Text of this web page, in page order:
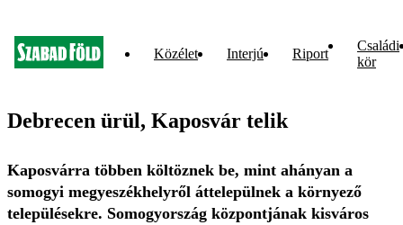
Közélet Interjú Riport
Családi
kör
Debrecen ürül, Kaposvár telik
Kaposvárra többen költöznek be, mint ahányan a
somogyi megyeszékhelyről áttelepülnek a környező
településekre. Somogyország központjának kisváros